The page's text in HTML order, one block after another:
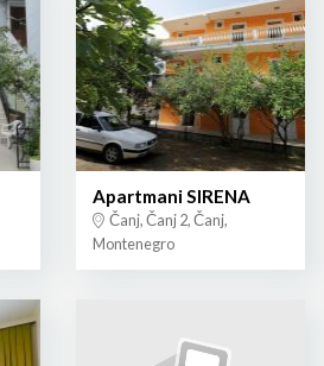
Apartmani SIRENA
Čanj, Čanj 2, Čanj,
Montenegro